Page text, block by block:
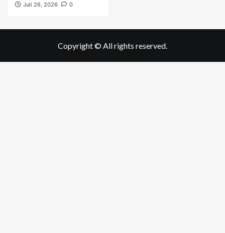
Juli 26, 2026
0
Copyright © All rights reserved.